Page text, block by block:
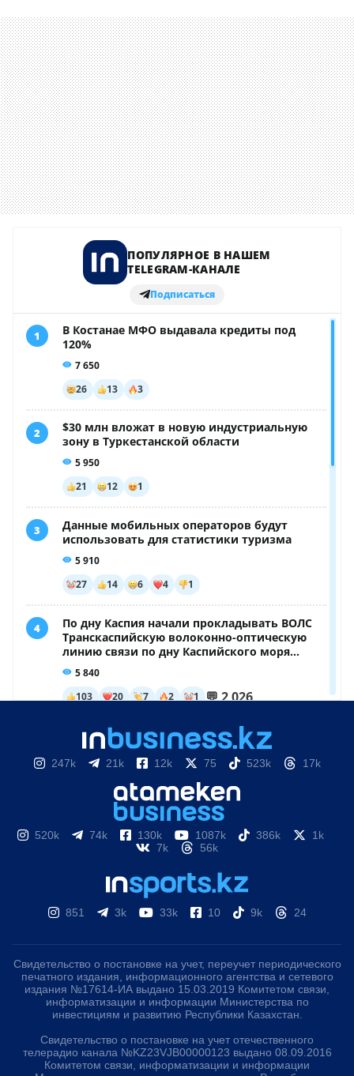
247k 21k 12k 75 523k 17k
520k 74k 130k 1087k 386k
1k
7k
56k
851 3k 33k 10 9k 24
Свидетельство о постановке на учет, переучет периодического
печатного издания, информационного агентства и сетевого
издания №17614-ИА выдано 15.03.2019 Комитетом связи,
информатизации и информации Министерства по
инвестициям и развитию Республики Казахстан.
Свидетельство о постановке на учет отечественного
телерадио канала №KZ23VJB00000123 выдано 08.09.2016
Комитетом связи, информатизации и информации